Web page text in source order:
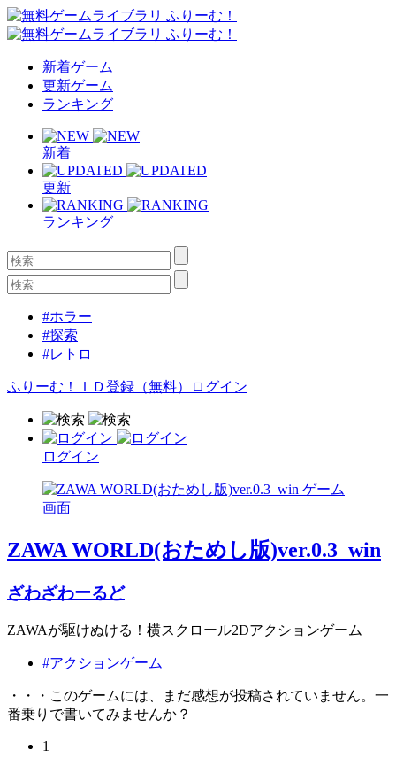
新着ゲーム
更新ゲーム
ランキング
新着
更新
ランキング
#ホラー
#探索
#レトロ
ふりーむ！ＩＤ登録（無料） ログイン
ログイン
ZAWA WORLD(おためし版)ver.0.3_win
ざわざわーるど
ZAWAが駆けぬける！横スクロール2Dアクションゲーム
#アクションゲーム
・・・このゲームには、まだ感想が投稿されていません。一
番乗りで書いてみませんか？
1